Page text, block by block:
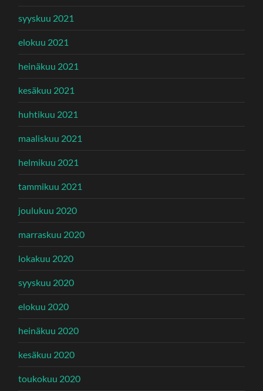
syyskuu 2021
elokuu 2021
heinäkuu 2021
kesäkuu 2021
huhtikuu 2021
maaliskuu 2021
helmikuu 2021
tammikuu 2021
joulukuu 2020
marraskuu 2020
lokakuu 2020
syyskuu 2020
elokuu 2020
heinäkuu 2020
kesäkuu 2020
toukokuu 2020